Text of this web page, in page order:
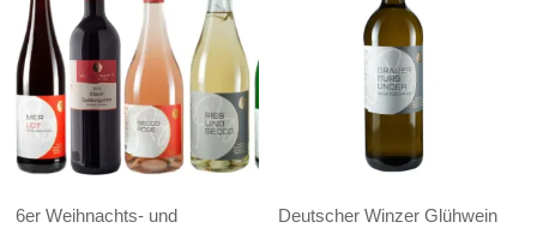
6er Weihnachts- und
Deutscher Winzer Glühwein